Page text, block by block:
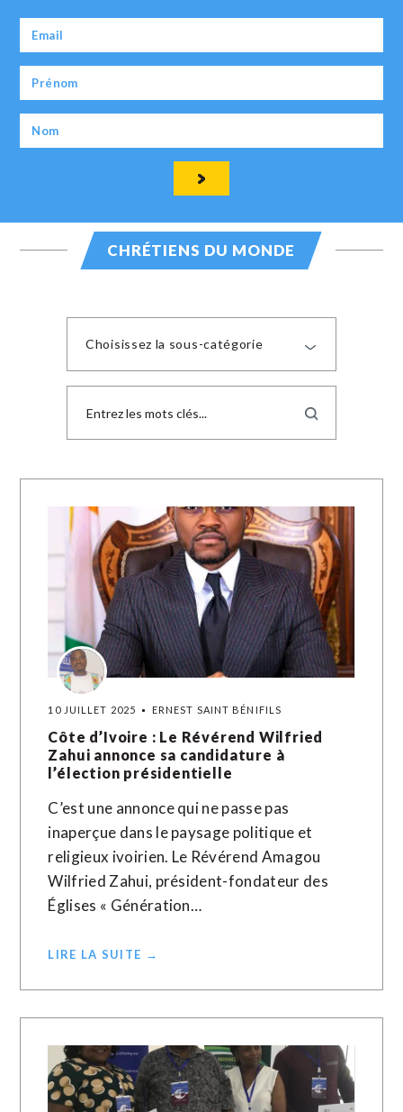
CHRÉTIENS DU MONDE
Choisissez la sous-catégorie
10 JUILLET 2025 ERNEST SAINT BÉNIFILS
Côte d’Ivoire : Le Révérend Wilfried
Zahui annonce sa candidature à
l’élection présidentielle
C’est une annonce qui ne passe pas
inaperçue dans le paysage politique et
religieux ivoirien. Le Révérend Amagou
Wilfried Zahui, président-fondateur des
Églises « Génération…
LIRE LA SUITE →